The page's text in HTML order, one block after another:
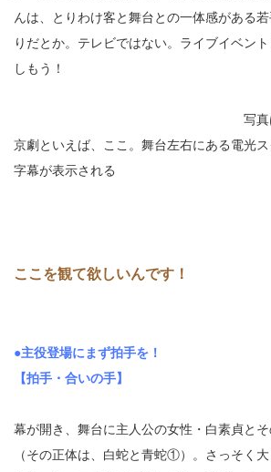
んは、とりわけ客と舞台との一体感がある
りだとか。テレビではない。ライブイベン
しもう！
写真は逸夫舞台
京劇といえば、ここ。舞台左右にある電光
字幕が表示される
ここを観て欲しいんです！
●主役登場にまず拍手を！
【拍手・合いの手】
幕が開き、舞台に主人公の女性・白素貞と
（その正体は、白蛇と青蛇①）。さっそく大